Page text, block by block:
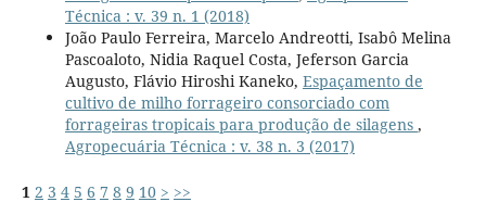
Técnica : v. 39 n. 1 (2018)
João Paulo Ferreira, Marcelo Andreotti, Isabô Melina
Pascoaloto, Nidia Raquel Costa, Jeferson Garcia
Augusto, Flávio Hiroshi Kaneko, Espaçamento de
cultivo de milho forrageiro consorciado com
forrageiras tropicais para produção de silagens ,
Agropecuária Técnica : v. 38 n. 3 (2017)
1 2 3 4 5 6 7 8 9 10 > >>